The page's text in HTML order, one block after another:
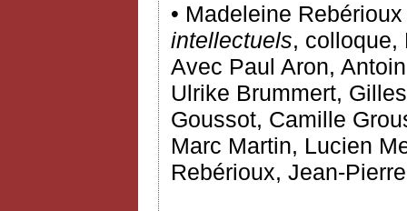
• Madeleine
intellectuels, colloque,
Avec Paul Aron,
Ulrike Brummert,
Goussot, Camille
Marc Martin, Lucien
Rebérioux, Jean-